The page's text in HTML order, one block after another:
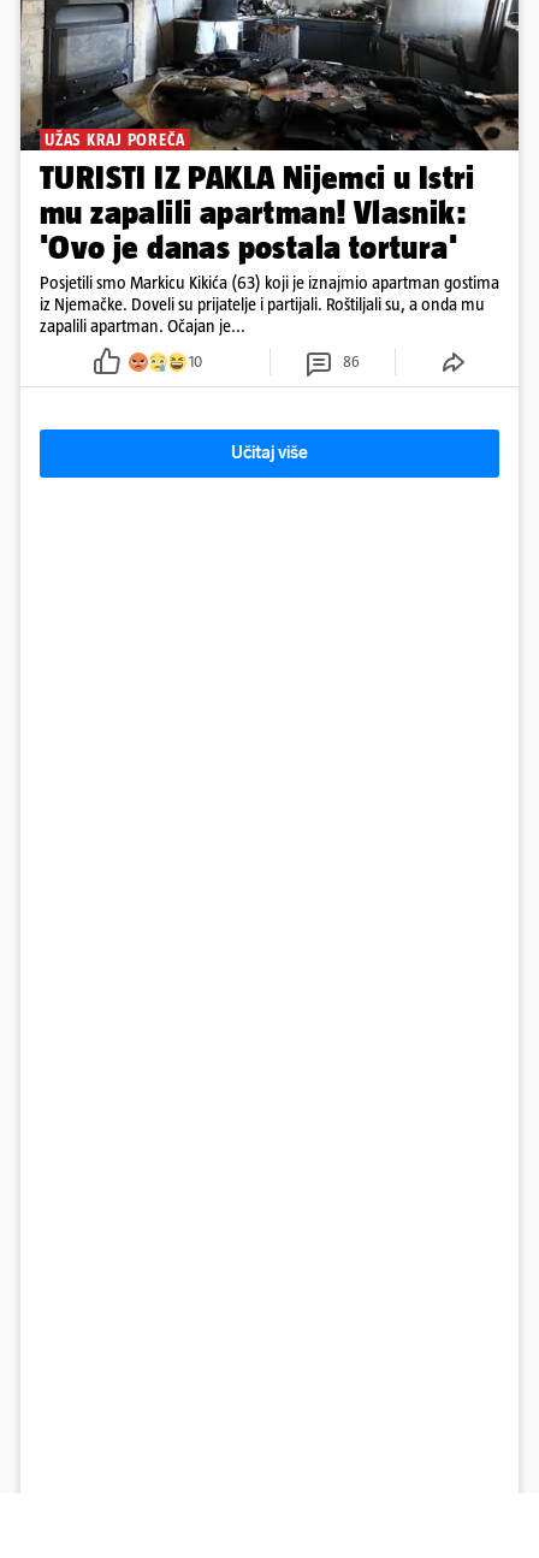
UŽAS KRAJ POREČA
TURISTI IZ PAKLA Nijemci u Istri
mu zapalili apartman! Vlasnik:
'Ovo je danas postala tortura'
Posjetili smo Markicu Kikića (63) koji je iznajmio apartman gostima
iz Njemačke. Doveli su prijatelje i partijali. Roštiljali su, a onda mu
zapalili apartman. Očajan je...
10 86
Učitaj više